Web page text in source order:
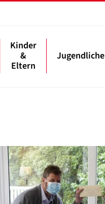
Kinder
&
Eltern
Jugendliche